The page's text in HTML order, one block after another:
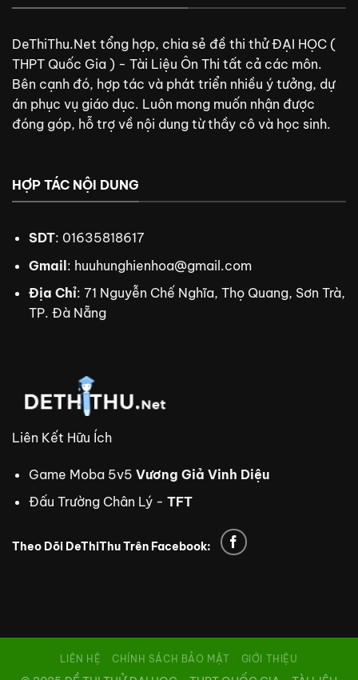
DeThiThu.Net tổng hợp, chia sẻ đề thi thử ĐẠI HỌC (
THPT Quốc Gia ) - Tài Liệu Ôn Thi tất cả các môn.
Bên cạnh đó, hợp tác và phát triển nhiều ý tưởng, dự
án phục vụ giáo dục. Luôn mong muốn nhận được
đóng góp, hỗ trợ về nội dung từ thầy cô và học sinh.
HỢP TÁC NỘI DUNG
SDT: 01635818617
Gmail: huuhunghienhoa@gmail.com
Địa Chỉ: 71 Nguyễn Chế Nghĩa, Thọ Quang, Sơn Trà,
TP. Đà Nẵng
Liên Kết Hữu Ích
Game Moba 5v5 Vương Giả Vinh Diệu
Đấu Trường Chân Lý - TFT
Theo Dõi DeThiThu Trên Facebook:
LIÊN HỆ CHÍNH SÁCH BẢO MẬT GIỚI THIỆU